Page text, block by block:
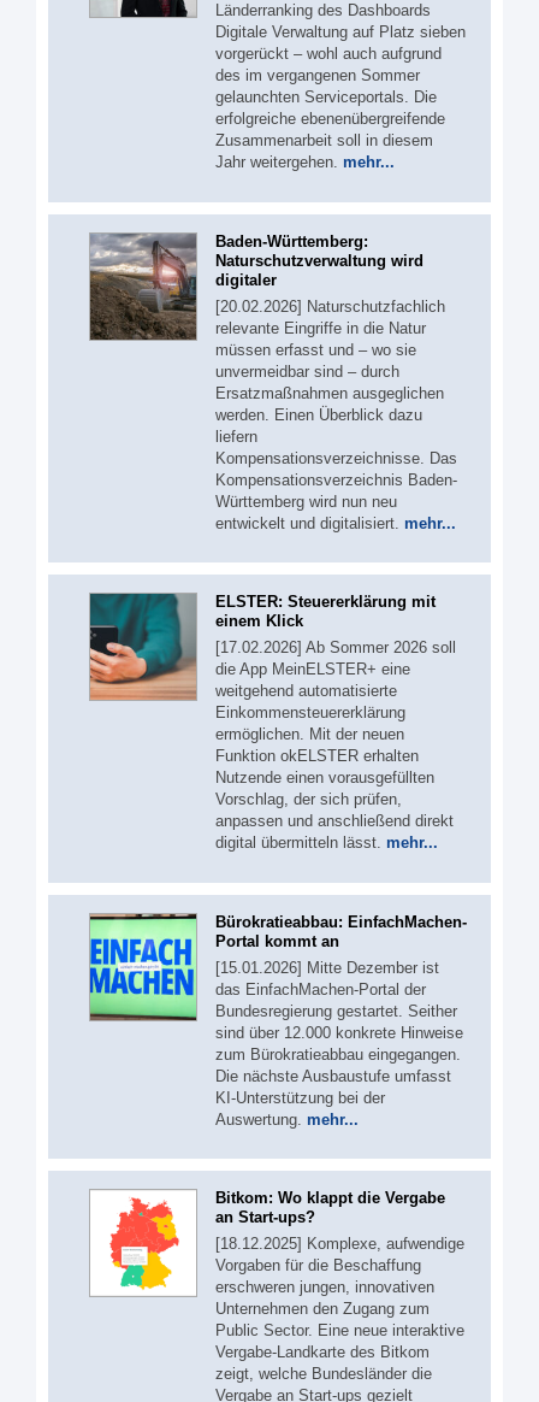
Länderranking des Dashboards
Digitale Verwaltung auf Platz sieben
vorgerückt – wohl auch aufgrund
des im vergangenen Sommer
gelaunchten Serviceportals. Die
erfolgreiche ebenenübergreifende
Zusammenarbeit soll in diesem
Jahr weitergehen. mehr...
Baden-Württemberg:
Naturschutzverwaltung wird
digitaler
[20.02.2026] Naturschutzfachlich
relevante Eingriffe in die Natur
müssen erfasst und – wo sie
unvermeidbar sind – durch
Ersatzmaßnahmen ausgeglichen
werden. Einen Überblick dazu
liefern
Kompensationsverzeichnisse. Das
Kompensationsverzeichnis Baden-
Württemberg wird nun neu
entwickelt und digitalisiert. mehr...
ELSTER: Steuererklärung mit
einem Klick
[17.02.2026] Ab Sommer 2026 soll
die App MeinELSTER+ eine
weitgehend automatisierte
Einkommensteuererklärung
ermöglichen. Mit der neuen
Funktion okELSTER erhalten
Nutzende einen vorausgefüllten
Vorschlag, der sich prüfen,
anpassen und anschließend direkt
digital übermitteln lässt. mehr...
Bürokratieabbau: EinfachMachen-
Portal kommt an
[15.01.2026] Mitte Dezember ist
das EinfachMachen-Portal der
Bundesregierung gestartet. Seither
sind über 12.000 konkrete Hinweise
zum Bürokratieabbau eingegangen.
Die nächste Ausbaustufe umfasst
KI-Unterstützung bei der
Auswertung. mehr...
Bitkom: Wo klappt die Vergabe
an Start-ups?
[18.12.2025] Komplexe, aufwendige
Vorgaben für die Beschaffung
erschweren jungen, innovativen
Unternehmen den Zugang zum
Public Sector. Eine neue interaktive
Vergabe-Landkarte des Bitkom
zeigt, welche Bundesländer die
Vergabe an Start-ups gezielt